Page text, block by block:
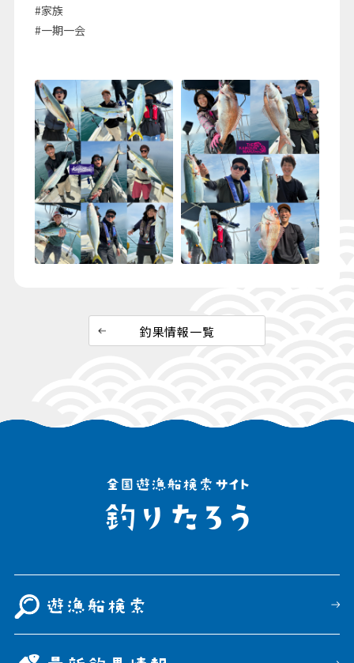
#家族
#一期一会
釣果情報一覧